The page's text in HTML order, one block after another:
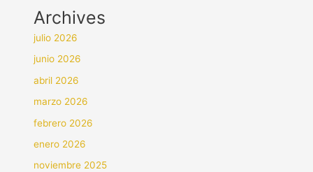
Archives
julio 2026
junio 2026
abril 2026
marzo 2026
febrero 2026
enero 2026
noviembre 2025